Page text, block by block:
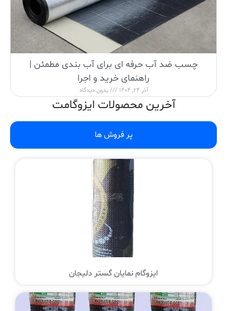
چسب ضد آب حرفه ای برای آب بندی مطمئن |
راهنمای خرید و اجرا
آذر 24, 1404 بدون دیدگاه
آخرین محصولات ایزوگامت
پر فروش ها
ایزوگام نمایان گستر دلیجان